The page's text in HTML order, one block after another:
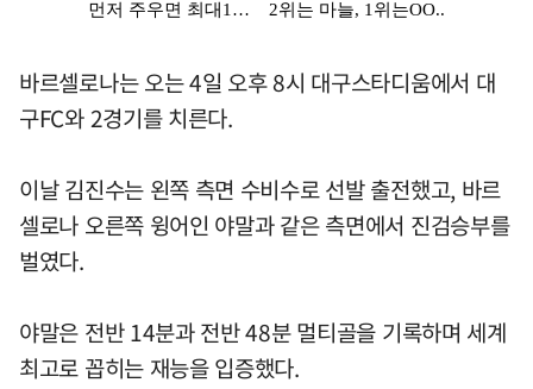
바르셀로나는 오는 4일 오후 8시 대구스타디움에서 대
구FC와 2경기를 치른다.
이날 김진수는 왼쪽 측면 수비수로 선발 출전했고, 바르
셀로나 오른쪽 윙어인 야말과 같은 측면에서 진검승부를
벌였다.
야말은 전반 14분과 전반 48분 멀티골을 기록하며 세계
최고로 꼽히는 재능을 입증했다.